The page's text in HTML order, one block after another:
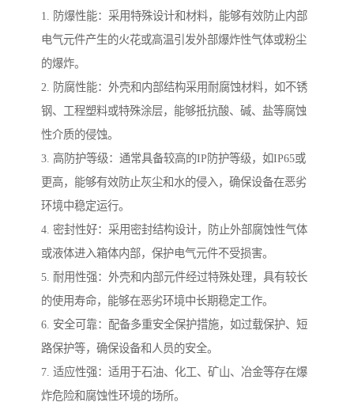
1. 防爆性能：采用特殊设计和材料，能够有效防止内部
电气元件产生的火花或高温引发外部爆炸性气体或粉尘
的爆炸。
2. 防腐性能：外壳和内部结构采用耐腐蚀材料，如不锈
钢、工程塑料或特殊涂层，能够抵抗酸、碱、盐等腐蚀
性介质的侵蚀。
3. 高防护等级：通常具备较高的IP防护等级，如IP65或
更高，能够有效防止灰尘和水的侵入，确保设备在恶劣
环境中稳定运行。
4. 密封性好：采用密封结构设计，防止外部腐蚀性气体
或液体进入箱体内部，保护电气元件不受损害。
5. 耐用性强：外壳和内部元件经过特殊处理，具有较长
的使用寿命，能够在恶劣环境中长期稳定工作。
6. 安全可靠：配备多重安全保护措施，如过载保护、短
路保护等，确保设备和人员的安全。
7. 适应性强：适用于石油、化工、矿山、冶金等存在爆
炸危险和腐蚀性环境的场所。